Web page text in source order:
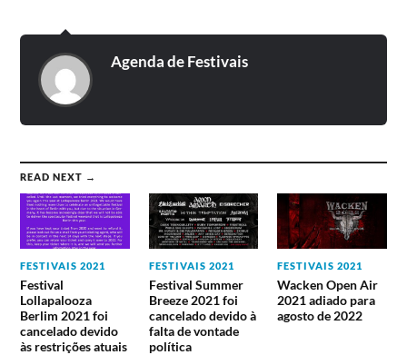
Agenda de Festivais
READ NEXT →
FESTIVAIS 2021
Festival
Lollapalooza
Berlim 2021 foi
cancelado devido
às restrições atuais
FESTIVAIS 2021
Festival Summer
Breeze 2021 foi
cancelado devido à
falta de vontade
política
FESTIVAIS 2021
Wacken Open Air
2021 adiado para
agosto de 2022